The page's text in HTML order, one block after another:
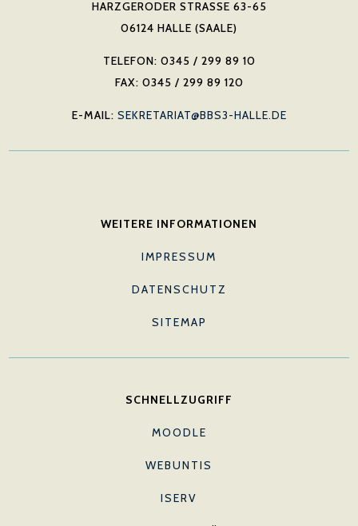
HARZGERODER STRASSE 63-65
06124 HALLE (SAALE)
TELEFON: 0345 / 299 89 10
FAX: 0345 / 299 89 120
E-MAIL: SEKRETARIAT@BBS3-HALLE.DE
WEITERE INFORMATIONEN
IMPRESSUM
DATENSCHUTZ
SITEMAP
SCHNELLZUGRIFF
MOODLE
WEBUNTIS
ISERV